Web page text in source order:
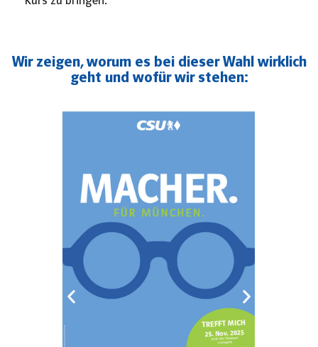
Wir zeigen, worum es bei dieser Wahl wirklich
geht und wofür wir stehen: